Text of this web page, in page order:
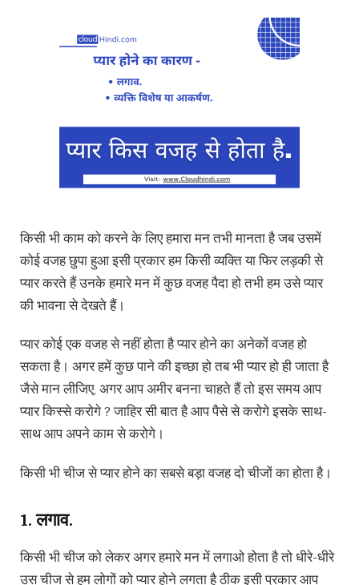
किसी भी काम को करने के लिए हमारा मन तभी मानता है जब उसमें
कोई वजह छुपा हुआ इसी प्रकार हम किसी व्यक्ति या फिर लड़की से
प्यार करते हैं उनके हमारे मन में कुछ वजह पैदा हो तभी हम उसे प्यार
की भावना से देखते हैं।
प्यार कोई एक वजह से नहीं होता है प्यार होने का अनेकों वजह हो
सकता है। अगर हमें कुछ पाने की इच्छा हो तब भी प्यार हो ही जाता है
जैसे मान लीजिए, अगर आप अमीर बनना चाहते हैं तो इस समय आप
प्यार किस्से करोगे ? जाहिर सी बात है आप पैसे से करोगे इसके साथ-
साथ आप अपने काम से करोगे।
किसी भी चीज से प्यार होने का सबसे बड़ा वजह दो चीजों का होता है।
1. लगाव.
किसी भी चीज को लेकर अगर हमारे मन में लगाओ होता है तो धीरे-धीरे
उस चीज से हम लोगों को प्यार होने लगता है ठीक इसी प्रकार आप